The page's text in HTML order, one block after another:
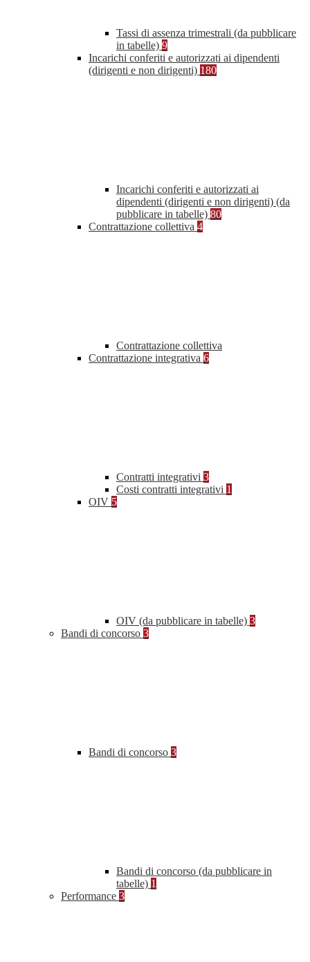
Tassi di assenza trimestrali (da pubblicare
in tabelle) 9
Incarichi conferiti e autorizzati ai dipendenti
(dirigenti e non dirigenti) 180
Incarichi conferiti e autorizzati ai
dipendenti (dirigenti e non dirigenti) (da
pubblicare in tabelle) 80
Contrattazione collettiva 4
Contrattazione collettiva
Contrattazione integrativa 6
Contratti integrativi 3
Costi contratti integrativi 1
OIV 5
OIV (da pubblicare in tabelle) 3
Bandi di concorso 3
Bandi di concorso 3
Bandi di concorso (da pubblicare in
tabelle) 1
Performance 3